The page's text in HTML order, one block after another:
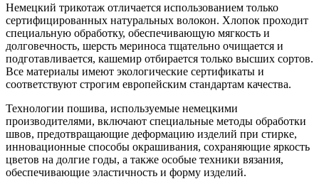
Немецкий трикотаж отличается использованием только
сертифицированных натуральных волокон. Хлопок проходит
специальную обработку, обеспечивающую мягкость и
долговечность, шерсть мериноса тщательно очищается и
подготавливается, кашемир отбирается только высших сортов.
Все материалы имеют экологические сертификаты и
соответствуют строгим европейским стандартам качества.
Технологии пошива, используемые немецкими
производителями, включают специальные методы обработки
швов, предотвращающие деформацию изделий при стирке,
инновационные способы окрашивания, сохраняющие яркость
цветов на долгие годы, а также особые техники вязания,
обеспечивающие эластичность и форму изделий.